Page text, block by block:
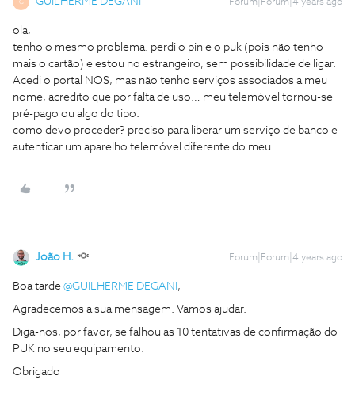
G Forum|Forum|4 years ago
ola,
tenho o mesmo problema. perdi o pin e o puk (pois não tenho
mais o cartão) e estou no estrangeiro, sem possibilidade de ligar.
Acedi o portal NOS, mas não tenho serviços associados a meu
nome, acredito que por falta de uso… meu telemóvel tornou-se
pré-pago ou algo do tipo.
como devo proceder? preciso para liberar um serviço de banco e
autenticar um aparelho telemóvel diferente do meu.
João H. Forum|Forum|4 years ago
Boa tarde @GUILHERME DEGANI ,
Agradecemos a sua mensagem. Vamos ajudar.
Diga-nos, por favor, se falhou as 10 tentativas de confirmação do
PUK no seu equipamento.
Obrigado